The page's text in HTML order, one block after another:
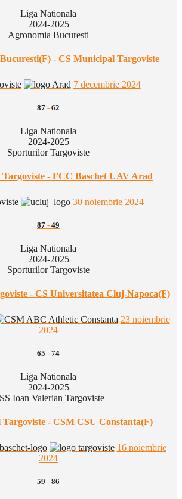
Liga Nationala
2024-2025
Agronomia Bucuresti
- CS Municipal Targoviste
7 decembrie 2024
87 - 62
Liga Nationala
2024-2025
Sporturilor Targoviste
- FCC Baschet UAV Arad
30 noiembrie 2024
87 - 49
Liga Nationala
2024-2025
Sporturilor Targoviste
- CS Universitatea Cluj-Napoca(F)
23 noiembrie
2024
65 - 74
Liga Nationala
2024-2025
Ioan Valerian Targoviste
- CSM CSU Constanta(F)
16 noiembrie
2024
59 - 86